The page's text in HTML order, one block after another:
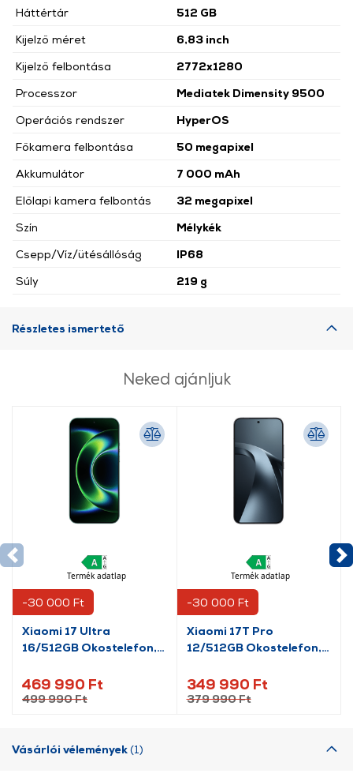
Háttértár
512 GB
Kijelző méret
6,83 inch
Kijelző felbontása
2772x1280
Processzor
Mediatek Dimensity 9500
Operációs rendszer
HyperOS
Főkamera felbontása
50 megapixel
Akkumulátor
7 000 mAh
Előlapi kamera felbontás
32 megapixel
Szín
Mélykék
Csepp/Víz/ütésállóság
IP68
Súly
219 g
Részletes ismertető
Neked ajánljuk
-30 000 Ft
Termék adatlap
Xiaomi 17 Ultra
16/512GB Okostelefon,
469 990 Ft
499 990 Ft
-30 000 Ft
Termék adatlap
Xiaomi 17T Pro
12/512GB Okostelefon,
349 990 Ft
379 990 Ft
Vásárlói vélemények(1)